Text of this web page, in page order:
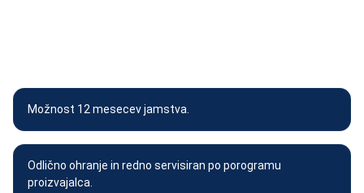
Možnost 12 mesecev jamstva.
Odlično ohranje in redno servisiran po porogramu
proizvajalca.